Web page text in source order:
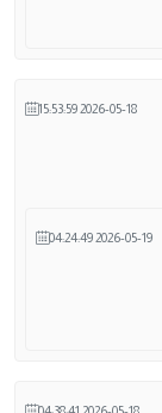
2026-05-18 15:53:59
2026-05-19 04:24:49